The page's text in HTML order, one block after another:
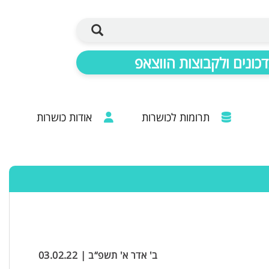
ולקבוצות הווצאפ
תרומות לכושרות אודות כושרות
ב' אדר א' תשפ“ב | 03.02.22